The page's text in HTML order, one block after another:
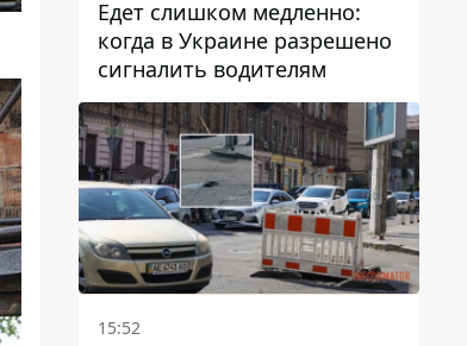
Едет слишком медленно:
когда в Украине разрешено
сигналить водителям
15:52